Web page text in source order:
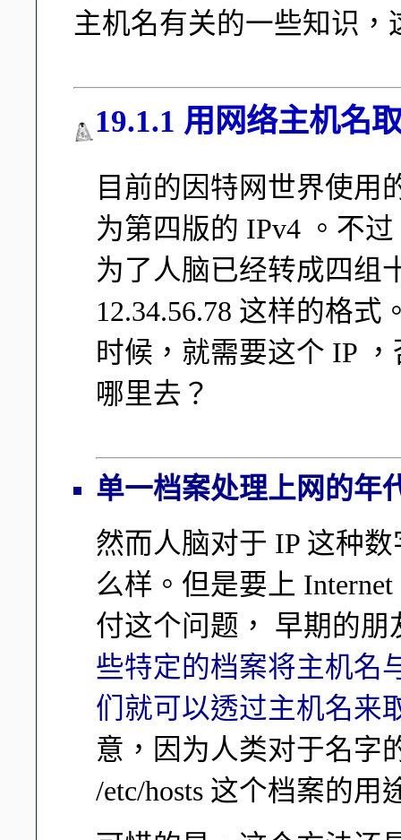
主机名有关的一些知识，
19.1.1 用网络主机名
目前的因特网世界使用
为第四版的 IPv4 。不
为了人脑已经转成四组
12.34.56.78 这样的格
时候，就需要这个 IP
哪里去？
单一档案处理上网的年
然而人脑对于 IP 这种
么样。但是要上
付这个问题， 早期的
些特定的档案将主机名
们就可以透过主机名来
意，因为人类对于名字
/etc/hosts 这个档案的用